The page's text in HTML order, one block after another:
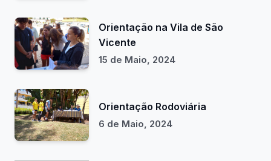
Orientação na Vila de São
Vicente
15 de Maio, 2024
Orientação Rodoviária
6 de Maio, 2024